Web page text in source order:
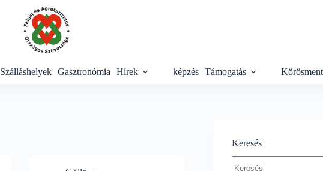
Szálláshelyek Gasztronómia Hírek képzés Támogatás
Keresés